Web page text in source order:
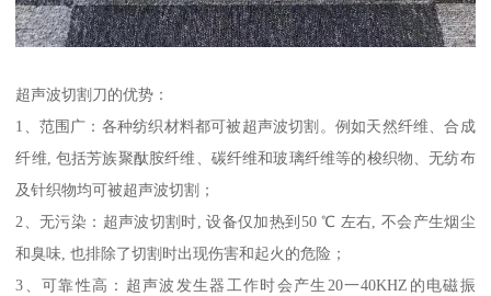
超声波切割刀的优势：
1、范围广：各种纺织材料都可被超声波切割。例如天然纤维、合成
纤维, 包括芳族聚酞胺纤维、碳纤维和玻璃纤维等的梭织物、无纺布
及针织物均可被超声波切割；
2、无污染：超声波切割时, 设备仅加热到50 ℃ 左右, 不会产生烟尘
和臭味, 也排除了切割时出现伤害和起火的危险；
3、可靠性高：超声波发生器工作时会产生20一40KHZ的电磁振